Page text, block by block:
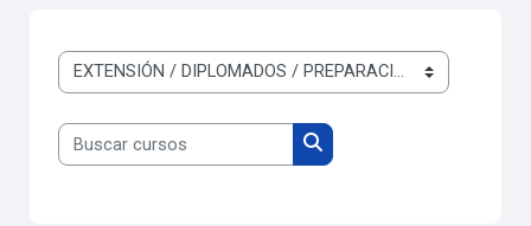
Categorías
Buscar cursos
Buscar cursos